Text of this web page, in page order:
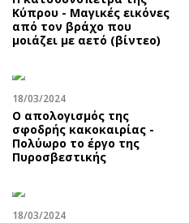
Κύπρου - Μαγικές εικόνες
από τον βράχο που
μοιάζει με αετό (βίντεο)
18/03/2024
Ο απολογισμός της
σφοδρής κακοκαιρίας -
Πολύωρο το έργο της
Πυροσβεστικής
18/03/2024